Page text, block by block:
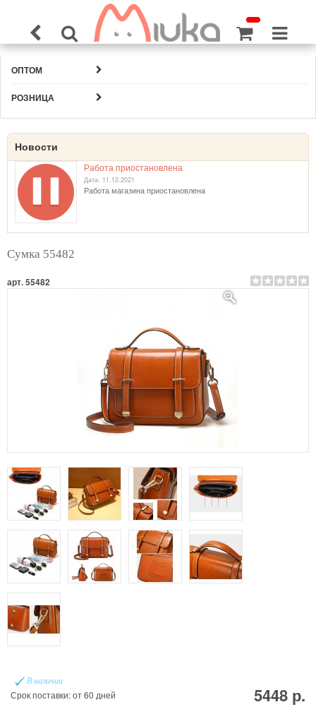
ОПТОМ
РОЗНИЦА
Новости
Работа приостановлена
Дата: 11.12.2021
Работа магазина приостановлена
Сумка 55482
арт. 55482
В наличии
Срок поставки: от 60 дней 5448 р.